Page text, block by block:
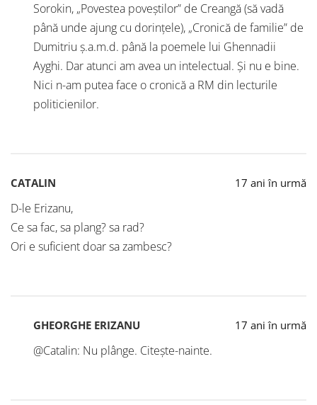
Sorokin, „Povestea poveștilor” de Creangă (să vadă
până unde ajung cu dorințele), „Cronică de familie” de
Dumitriu ș.a.m.d. până la poemele lui Ghennadii
Ayghi. Dar atunci am avea un intelectual. Și nu e bine.
Nici n-am putea face o cronică a RM din lecturile
politicienilor.
CATALIN 17 ani în urmă
D-le Erizanu,
Ce sa fac, sa plang? sa rad?
Ori e suficient doar sa zambesc?
GHEORGHE ERIZANU 17 ani în urmă
@Catalin: Nu plânge. Citește-nainte.